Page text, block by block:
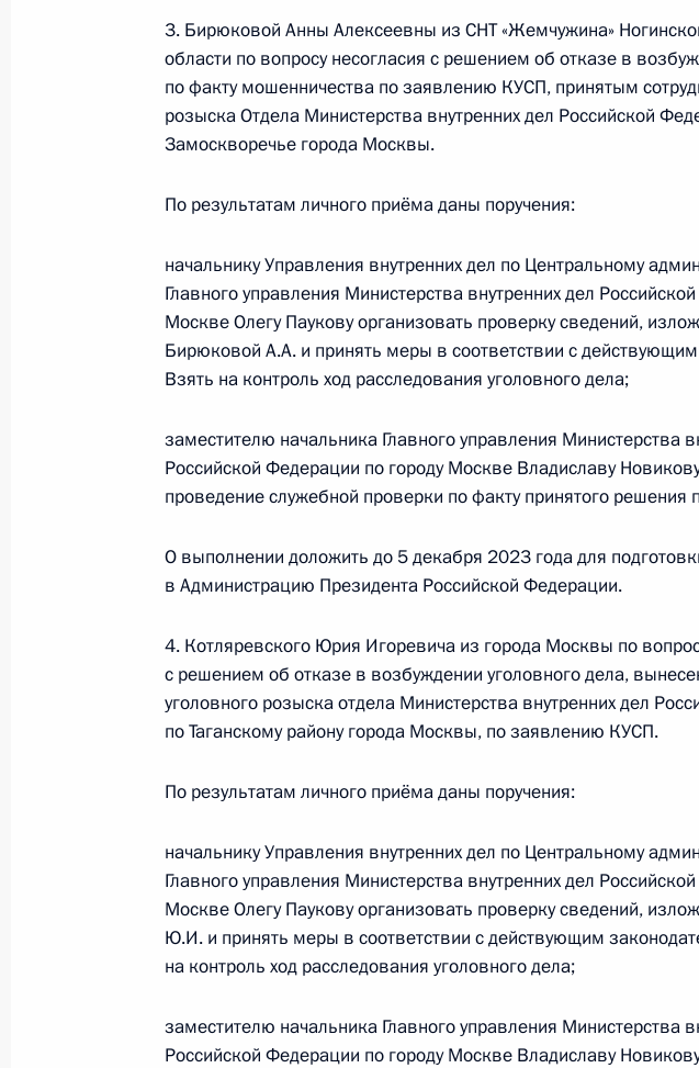
26 октября 2023 года, 18:22
О ходе исполнения поручения, данного по итогам личного
конференц-связи жительницы Ханты-Мансийского
Управления Президента Российской Федерации по
Федерации по приёму граждан в Москве 16 февраля
26 октября 2023 года, 18:21
конференц-связи жителя Липецкой области, проведённого
Президента Российской Федерации начальником
Президента Российской Федерации Владимиром
2023 года
26 октября 2023 года, 18:19
О ходе исполнения поручения, данного по итогам личного
конференц-связи жительницы Белгородской области,
Российской Федерации по работе с обращениями граждан
по приёму граждан в Москве 14 июля 2023 года
26 октября 2023 года, 18:18
О ходе исполнения поручения, данного по итогам
конференц-связи жительницы Удмуртской Республики,
Президента Российской Федерации начальником
3. Бирюковой Анны Алексеевны из СНТ «Жемчужина»
области по вопросу несогласия с решением об отказе в
по факту мошенничества по заявлению КУСП, принятым
розыска Отдела Министерства внутренних дел Российской
Замоскворечье города Москвы.
По результатам личного приёма даны поручения:
начальнику Управления внутренних дел по Центральному
Главного управления Министерства внутренних дел
Москве Олегу Паукову организовать проверку сведений,
Бирюковой А.А. и принять меры в соответствии с
Взять на контроль ход расследования уголовного дела;
заместителю начальника Главного управления Министерства
Российской Федерации по городу Москве Владиславу
проведение служебной проверки по факту принятого решения
О выполнении доложить до 5 декабря 2023 года для
в Администрацию Президента Российской Федерации.
4. Котляревского Юрия Игоревича из города Москвы по
с решением об отказе в возбуждении уголовного дела,
уголовного розыска отдела Министерства внутренних дел
по Таганскому району города Москвы, по заявлению КУСП.
По результатам личного приёма даны поручения:
начальнику Управления внутренних дел по Центральному
Главного управления Министерства внутренних дел
Москве Олегу Паукову организовать проверку сведений,
Ю.И. и принять меры в соответствии с действующим
на контроль ход расследования уголовного дела;
заместителю начальника Главного управления Министерства
Российской Федерации по городу Москве Владиславу